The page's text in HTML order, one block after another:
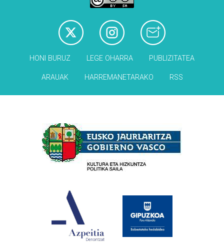
HONI BURUZ LEGE OHARRA PUBLIZITATEA
ARAUAK HARREMANETARAKO RSS